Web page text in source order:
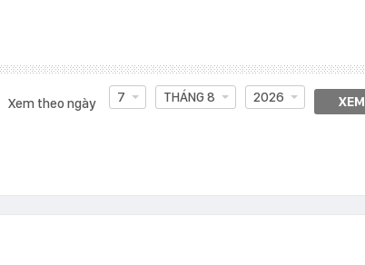
Xem theo ngày 7 THÁNG 8 2026 XEM